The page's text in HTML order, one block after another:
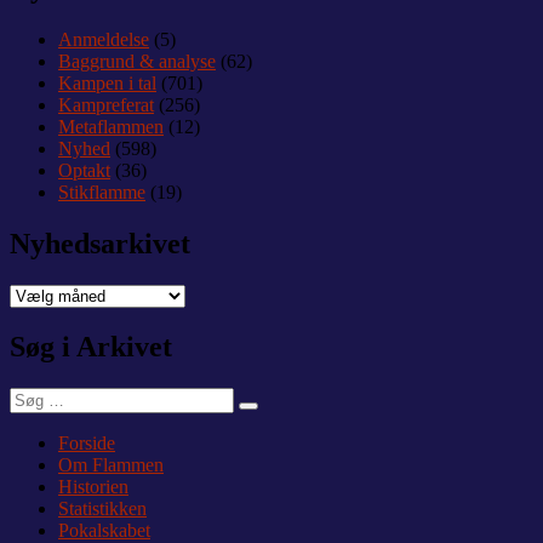
Anmeldelse (5)
Baggrund & analyse (62)
Kampen i tal (701)
Kampreferat (256)
Metaflammen (12)
Nyhed (598)
Optakt (36)
Stikflamme (19)
Nyhedsarkivet
Nyhedsarkivet
Søg i Arkivet
Søg
efter:
Søg
Forside
Om Flammen
Historien
Statistikken
Pokalskabet